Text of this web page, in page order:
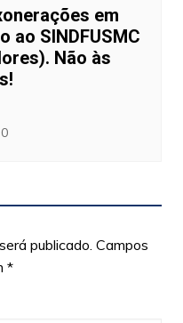
em
ao SINDFUSMC
Não às
0
publicado. Campos
*